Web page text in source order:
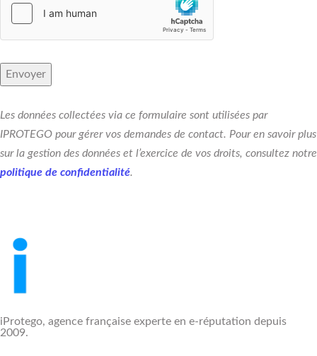
Les données collectées via ce formulaire sont utilisées par
IPROTEGO pour gérer vos demandes de contact. Pour en savoir plus
sur la gestion des données et l’exercice de vos droits, consultez notre
politique de confidentialité.
iProtego, agence française experte en e-réputation depuis
2009.